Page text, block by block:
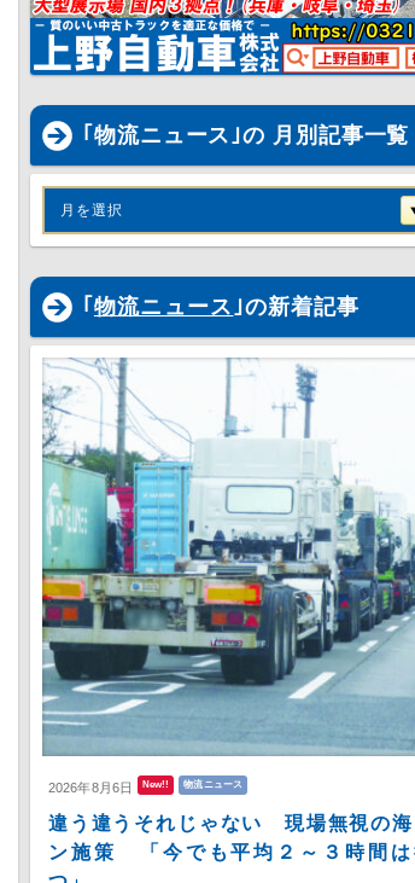
｢物流ニュース｣の 月別記事一覧
月を選択
｢ 物流ニュース ｣の新着記事
2026年8月6日 New!! 物流ニュース
違う違うそれじゃない 現場無視の海
ン施策 「今でも平均２～３時間は